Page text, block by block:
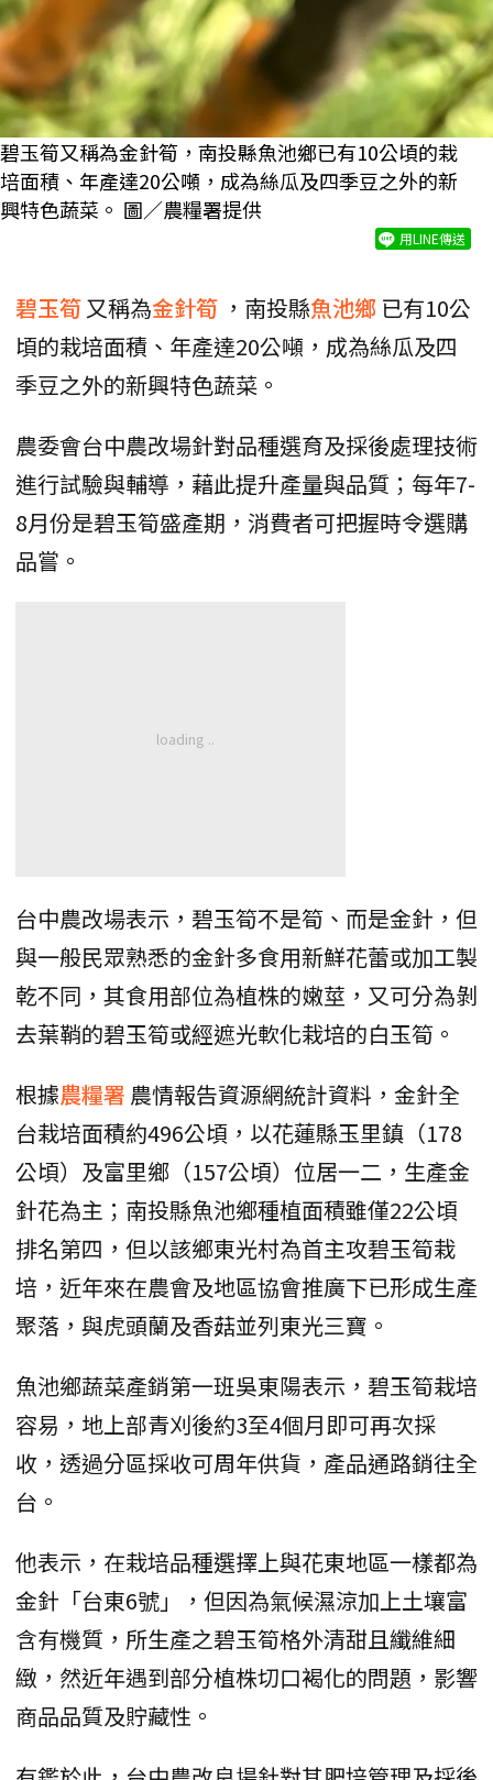
碧玉筍又稱為金針筍，南投縣魚池鄉已有10公頃的栽
培面積、年產達20公噸，成為絲瓜及四季豆之外的新
興特色蔬菜。 圖／農糧署提供
用LINE傳送
碧玉筍又稱為金針筍 ，南投縣魚池鄉 已有10公
頃的栽培面積、年產達20公噸，成為絲瓜及四
季豆之外的新興特色蔬菜。
農委會台中農改場針對品種選育及採後處理技術
進行試驗與輔導，藉此提升產量與品質；每年7-
8月份是碧玉筍盛產期，消費者可把握時令選購
品嘗。
台中農改場表示，碧玉筍不是筍、而是金針，但
與一般民眾熟悉的金針多食用新鮮花蕾或加工製
乾不同，其食用部位為植株的嫩莖，又可分為剝
去葉鞘的碧玉筍或經遮光軟化栽培的白玉筍。
根據農糧署 農情報告資源網統計資料，金針全
台栽培面積約496公頃，以花蓮縣玉里鎮（178
公頃）及富里鄉（157公頃）位居一二，生產金
針花為主；南投縣魚池鄉種植面積雖僅22公頃
排名第四，但以該鄉東光村為首主攻碧玉筍栽
培，近年來在農會及地區協會推廣下已形成生產
聚落，與虎頭蘭及香菇並列東光三寶。
魚池鄉蔬菜產銷第一班吳東陽表示，碧玉筍栽培
容易，地上部青刈後約3至4個月即可再次採
收，透過分區採收可周年供貨，產品通路銷往全
台。
他表示，在栽培品種選擇上與花東地區一樣都為
金針「台東6號」，但因為氣候濕涼加上土壤富
含有機質，所生產之碧玉筍格外清甜且纖維細
緻，然近年遇到部分植株切口褐化的問題，影響
商品品質及貯藏性。